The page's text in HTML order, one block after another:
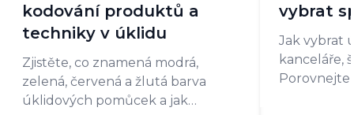
kodování produktů a
techniky v úklidu
Zjistěte, co znamená modrá,
zelená, červená a žlutá barva
úklidových pomůcek a jak
vybrat
Jak vybrat
kanceláře,
Porovnejte